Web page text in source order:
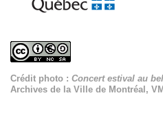
Crédit photo : Concert estival au
Archives de la Ville de Montréal,